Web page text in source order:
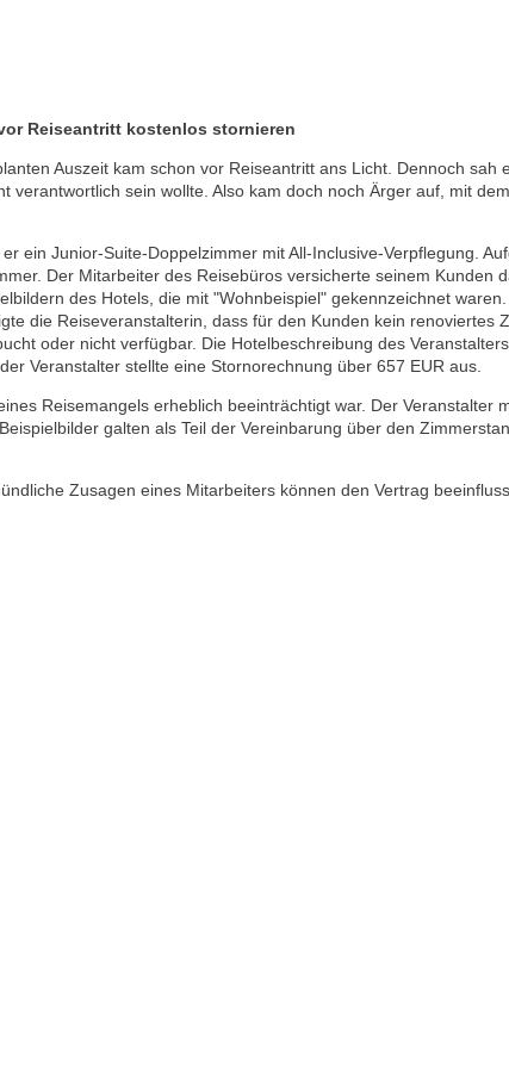
Reiseantritt kostenlos stornieren
Auszeit kam schon vor Reiseantritt ans Licht. Dennoch sah
sein wollte. Also kam doch noch Ärger auf, mit
ein Junior-Suite-Doppelzimmer mit All-Inclusive-Verpflegung.
Der Mitarbeiter des Reisebüros versicherte seinem Kunden
des Hotels, die mit "Wohnbeispiel" gekennzeichnet
die Reiseveranstalterin, dass für den Kunden kein renoviertes
oder nicht verfügbar. Die Hotelbeschreibung des
Veranstalter stellte eine Stornorechnung über 657 EUR aus.
Reisemangels erheblich beeinträchtigt war. Der Veranstalter
galten als Teil der Vereinbarung über den
Zusagen eines Mitarbeiters können den Vertrag